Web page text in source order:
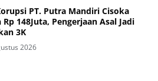
PT. Putra Mandiri Cisoka
148Juta, Pengerjaan Asal Jadi
3K
2026